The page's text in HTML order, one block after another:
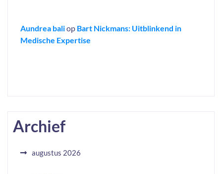
Aundrea baliop Bart Nickmans: Uitblinkend in
Medische Expertise
Archief
augustus 2026